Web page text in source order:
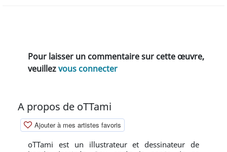
Pour laisser un commentaire sur cette œuvre,
veuillezvous connecter
A propos de oTTami
Ajouter à mes artistes favoris
oTTami est un illustrateur et dessinateur de